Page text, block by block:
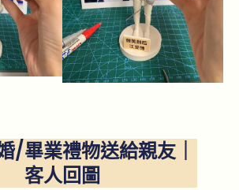
/畢業禮物送給親友｜
客人回圖